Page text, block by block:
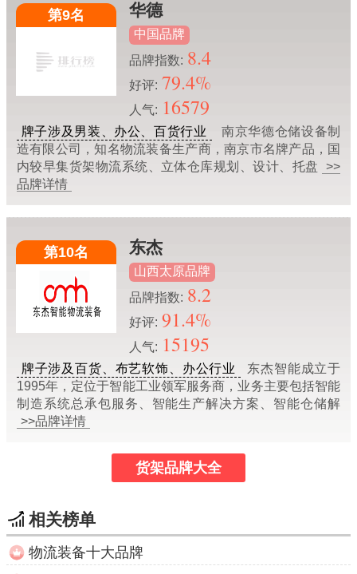
第9名 华德
中国品牌
品牌指数: 8.4
好评: 79.4%
人气: 16579
牌子涉及男装、办公、百货行业
南京华德仓储设备制
造有限公司，知名物流装备生产商，南京市名牌产品，国
内较早集货架物流系统、立体仓库规划、设计、托盘
>>
品牌详情
第10名 东杰
山西太原品牌
品牌指数: 8.2
好评: 91.4%
人气: 15195
牌子涉及百货、布艺软饰、办公行业
东杰智能成立于
1995年，定位于智能工业领军服务商，业务主要包括智能
制造系统总承包服务、智能生产解决方案、智能仓储解
>>品牌详情
货架品牌大全
相关榜单
物流装备十大品牌